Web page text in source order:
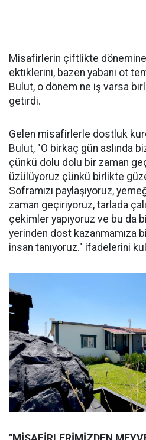
Misafirlerin çiftlikte
ektiklerini, bazen yabani ot
Bulut, o dönem ne iş varsa
getirdi.
Gelen misafirlerle dostluk
Bulut, "O birkaç gün aslında
çünkü dolu dolu bir zaman
üzülüyoruz çünkü birlikte
Soframızı paylaşıyoruz,
zaman geçiriyoruz, tarlada
çekimler yapıyoruz ve bu da
yerinden dost kazanmamıza
insan tanıyoruz." ifadelerini